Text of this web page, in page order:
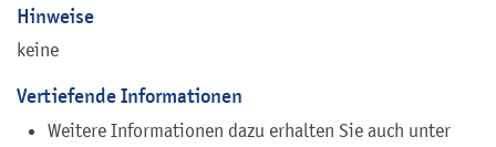
Hinweise
keine
Vertiefende Informationen
Weitere Informationen dazu erhalten Sie auch unter